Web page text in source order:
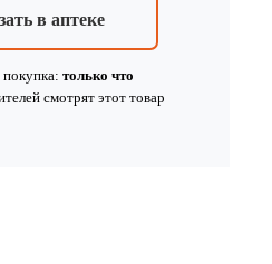
в аптеке
только что
смотрят этот товар